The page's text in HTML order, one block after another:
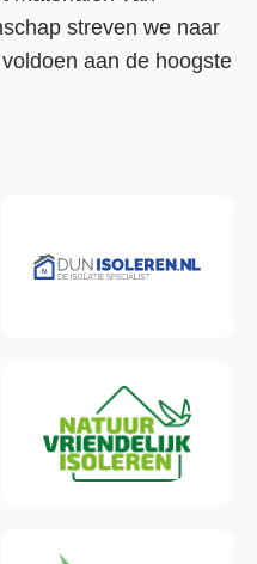
streven we naar
aan de hoogste